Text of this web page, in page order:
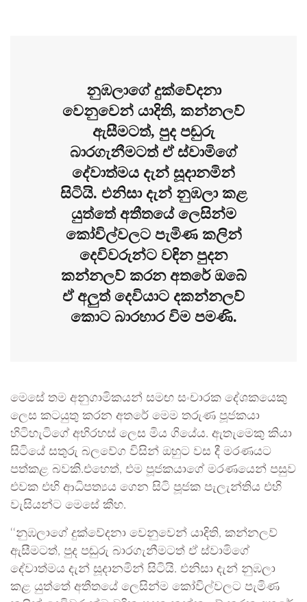
නුඹලාගේ දුක්වේදනා
වෙනුවෙන් යාදිති, කන්නලව්
ඇසීමටත්, පුද පඬුරු
බාරගැනීමටත් ඒ ස්වාමිගේ
දේවාත්මය දැන් සූදානමින්
සිටියි. එනිසා දැන් නුඹලා කළ
යුත්තේ අතීතයේ ලෙසින්ම
කෝවිල්වලට පැමිණ කලින්
දෙවිවරුන්ට වඳින පුදන
කන්නලව් කරන අතරේ ඔබේ
ඒ අලුත් දෙවියාට දකන්නලව්
කොට බාරහාර විම පමණි.
මෙසේ තම අනුගාමිකයන් සමඟ සංචාරක දේශකයෙකු
ලෙස කටයුතු කරන අතරේ මෙම තරුණ පූජකයා
හිටිහැටිගේ අභිරහස් ලෙස මිය ගියේය. ඇතැමෙකු කියා
සිටියේ සතුරු බලවේග විසින් ඔහුට වස දී මරණයට
පත්කළ බවකි.එහෙත්, එම පූජකයාගේ මරණයෙන් පසුව
එවක එහි ආධිපත්‍යය ගෙන සිටි පූජක පැලැන්තිය එහි
වැසියන්ට මෙසේ කීහ.
‘‘නුඹලාගේ දුක්වේදනා වෙනුවෙන් යාදිති, කන්නලව්
ඇසීමටත්, පුද පඬුරු බාරගැනීමටත් ඒ ස්වාමිගේ
දේවාත්මය දැන් සූදානමින් සිටියි. එනිසා දැන් නුඹලා
කළ යුත්තේ අතීතයේ ලෙසින්ම කෝවිල්වලට පැමිණ